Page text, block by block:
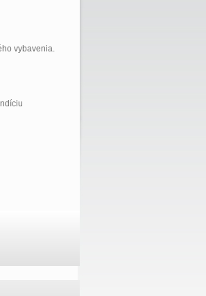
vybavenia.